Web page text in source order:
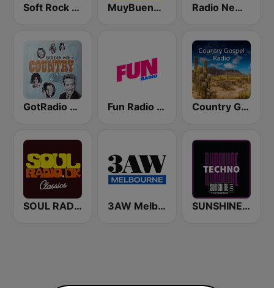
Soft Rock Radio MuyBuena Valencia Radio New York Live
GotRadio - Classic Country Fun Radio FRANCE Country Gospel Radio
SOUL RADIO Only Classic Soul 3AW Melbourne SUNSHINE LIVE - Techno